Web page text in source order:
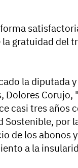
gratuidad del
la diputada
Dolores Corujo,
casi tres años
Sostenible, por
de los abonos
a la